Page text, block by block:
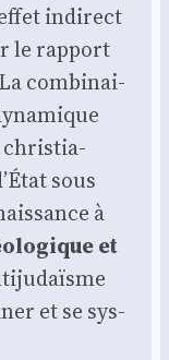
indi­rect
le rap­port
La com­bi­nai­
chris­tia­
sous
à
et
et se sys­